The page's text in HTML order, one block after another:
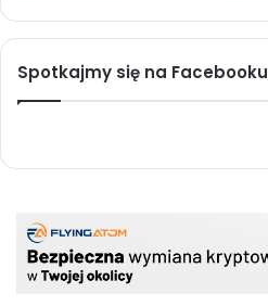
Spotkajmy się na Facebooku